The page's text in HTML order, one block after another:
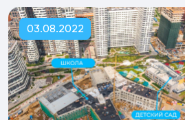
03.08.2022